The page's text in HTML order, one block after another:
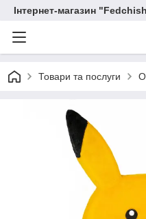
Інтернет-магазин
Товари та послуги